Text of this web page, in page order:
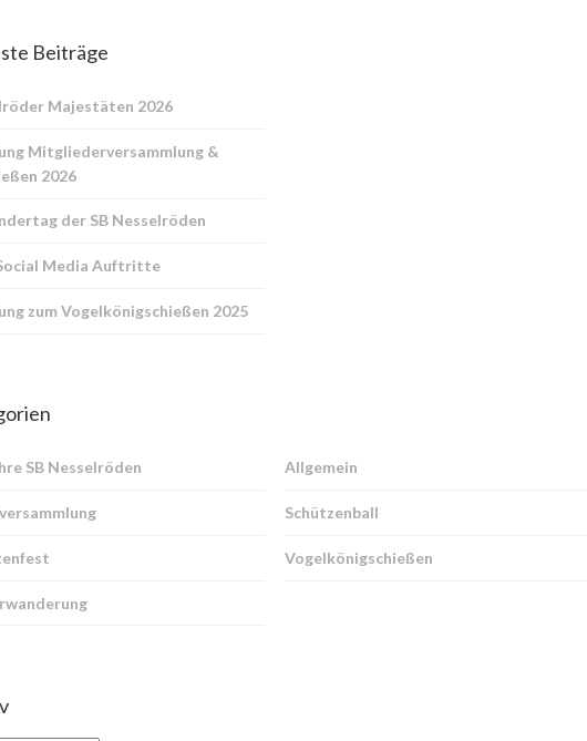
Beiträge
Majestäten 2026
Mitgliederversammlung &
2026
der SB Nesselröden
Media Auftritte
zum Vogelkönigschießen 2025
SB Nesselröden Allgemein
Schützenball
Vogelkönigschießen